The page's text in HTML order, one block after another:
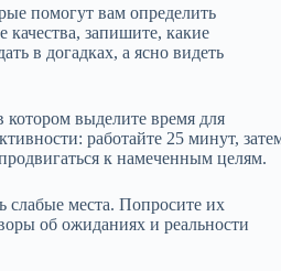
помогут вам определить
запишите, какие
в догадках, а ясно видеть
котором выделите время для
работайте 25 минут,
к намеченным целям.
слабые места. Попросите их
об ожиданиях и реальности